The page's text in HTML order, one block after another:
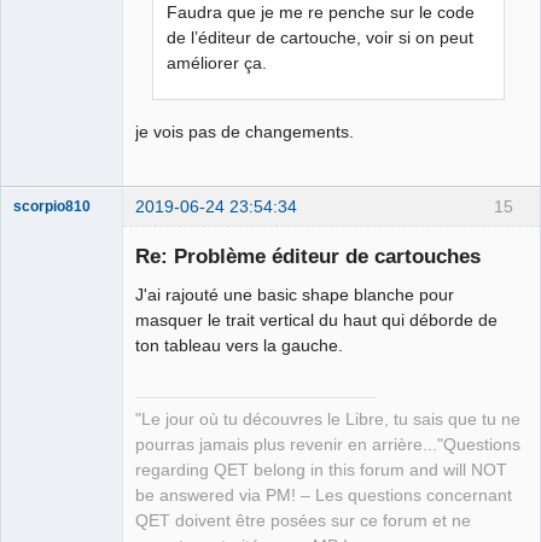
Faudra que je me re penche sur le code
de l’éditeur de cartouche, voir si on peut
améliorer ça.
je vois pas de changements.
15
scorpio810 2019-06-24 23:54:34
Re: Problème éditeur de cartouches
J'ai rajouté une basic shape blanche pour
masquer le trait vertical du haut qui déborde de
ton tableau vers la gauche.
"Le jour où tu découvres le Libre, tu sais que tu ne
pourras jamais plus revenir en arrière..."Questions
regarding QET belong in this forum and will NOT
be answered via PM! – Les questions concernant
QET doivent être posées sur ce forum et ne